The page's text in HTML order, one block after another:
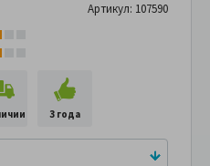
Артикул: 107590
3 года